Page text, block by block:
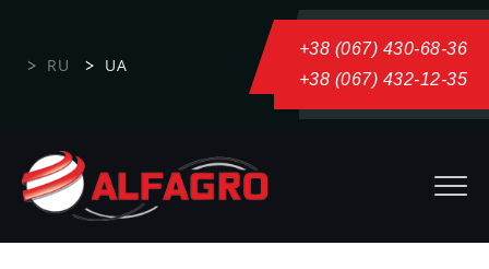
RU UA
+38 (067) 430-68-36
+38 (067) 432-12-35